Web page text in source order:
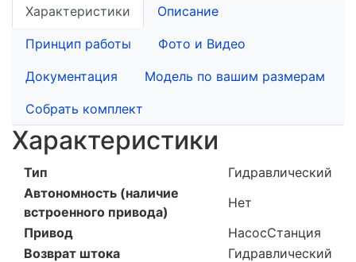
Характеристики Описание
Принцип работы Фото и Видео
Документация Модель по вашим размерам
Собрать комплект
Характеристики
Тип
Гидравлический
Автономность (наличие
встроенного привода)
Нет
Привод
НасосСтанция
Возврат штока
Гидравлический